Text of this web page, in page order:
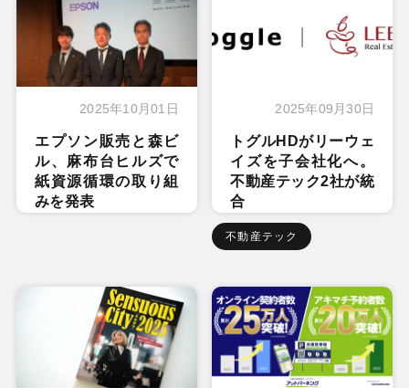
2025年10月01日
エプソン販売と森ビ
ル、麻布台ヒルズで
紙資源循環の取り組
みを発表
2025年09月30日
トグルHDがリーウェ
イズを子会社化へ。
不動産テック2社が統
合
不動産テック